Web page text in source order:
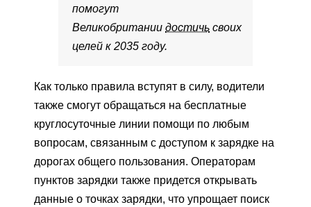
помогут
Великобритании достичь своих
целей к 2035 году.
Как только правила вступят в силу, водители
также смогут обращаться на бесплатные
круглосуточные линии помощи по любым
вопросам, связанным с доступом к зарядке на
дорогах общего пользования. Операторам
пунктов зарядки также придется открывать
данные о точках зарядки, что упрощает поиск